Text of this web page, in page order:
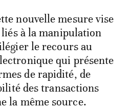
nouvelle mesure vise
à la manipulation
le recours au
qui présente
de rapidité, de
des transactions
la même source.